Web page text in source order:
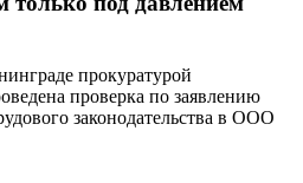
прокуратурой
проверка по заявлению
законодательства в ООО